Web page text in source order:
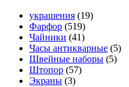
украшения (19)
Фарфор (519)
Чайники (41)
Часы антикварные (5)
Швейные наборы (5)
Штопор (57)
Экраны (3)